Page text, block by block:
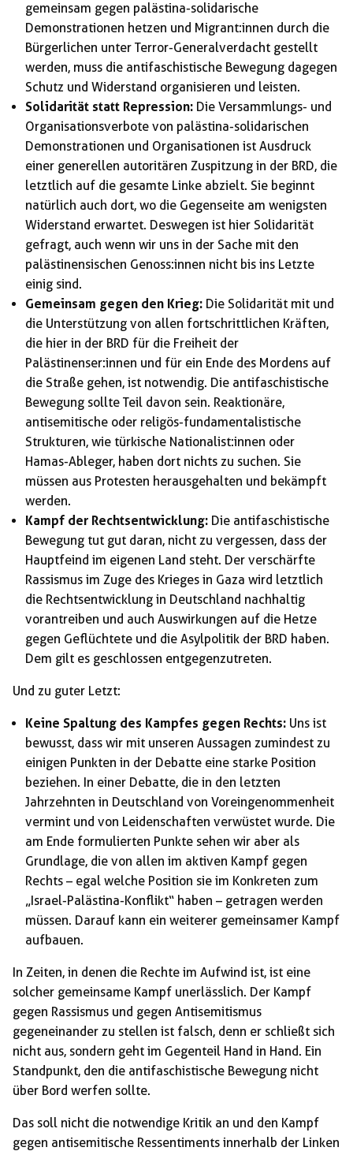
gemeinsam gegen palästina-solidarische
Demonstrationen hetzen und Migrant:innen durch die
Bürgerlichen unter Terror-Generalverdacht gestellt
werden, muss die antifaschistische Bewegung dagegen
Schutz und Widerstand organisieren und leisten.
Solidarität statt Repression: Die Versammlungs- und
Organisationsverbote von palästina-solidarischen
Demonstrationen und Organisationen ist Ausdruck
einer generellen autoritären Zuspitzung in der BRD, die
letztlich auf die gesamte Linke abzielt. Sie beginnt
natürlich auch dort, wo die Gegenseite am wenigsten
Widerstand erwartet. Deswegen ist hier Solidarität
gefragt, auch wenn wir uns in der Sache mit den
palästinensischen Genoss:innen nicht bis ins Letzte
einig sind.
Gemeinsam gegen den Krieg: Die Solidarität mit und
die Unterstützung von allen fortschrittlichen Kräften,
die hier in der BRD für die Freiheit der
Palästinenser:innen und für ein Ende des Mordens auf
die Straße gehen, ist notwendig. Die antifaschistische
Bewegung sollte Teil davon sein. Reaktionäre,
antisemitische oder religös-fundamentalistische
Strukturen, wie türkische Nationalist:innen oder
Hamas-Ableger, haben dort nichts zu suchen. Sie
müssen aus Protesten herausgehalten und bekämpft
werden.
Kampf der Rechtsentwicklung: Die antifaschistische
Bewegung tut gut daran, nicht zu vergessen, dass der
Hauptfeind im eigenen Land steht. Der verschärfte
Rassismus im Zuge des Krieges in Gaza wird letztlich
die Rechtsentwicklung in Deutschland nachhaltig
vorantreiben und auch Auswirkungen auf die Hetze
gegen Geflüchtete und die Asylpolitik der BRD haben.
Dem gilt es geschlossen entgegenzutreten.
Und zu guter Letzt:
Keine Spaltung des Kampfes gegen Rechts: Uns ist
bewusst, dass wir mit unseren Aussagen zumindest zu
einigen Punkten in der Debatte eine starke Position
beziehen. In einer Debatte, die in den letzten
Jahrzehnten in Deutschland von Voreingenommenheit
vermint und von Leidenschaften verwüstet wurde. Die
am Ende formulierten Punkte sehen wir aber als
Grundlage, die von allen im aktiven Kampf gegen
Rechts – egal welche Position sie im Konkreten zum
„Israel-Palästina-Konflikt“ haben – getragen werden
müssen. Darauf kann ein weiterer gemeinsamer Kampf
aufbauen.
In Zeiten, in denen die Rechte im Aufwind ist, ist eine
solcher gemeinsame Kampf unerlässlich. Der Kampf
gegen Rassismus und gegen Antisemitismus
gegeneinander zu stellen ist falsch, denn er schließt sich
nicht aus, sondern geht im Gegenteil Hand in Hand. Ein
Standpunkt, den die antifaschistische Bewegung nicht
über Bord werfen sollte.
Das soll nicht die notwendige Kritik an und den Kampf
gegen antisemitische Ressentiments innerhalb der Linken